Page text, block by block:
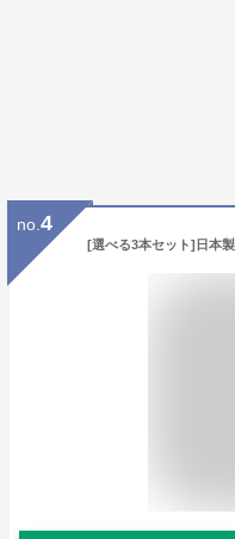
no. 4